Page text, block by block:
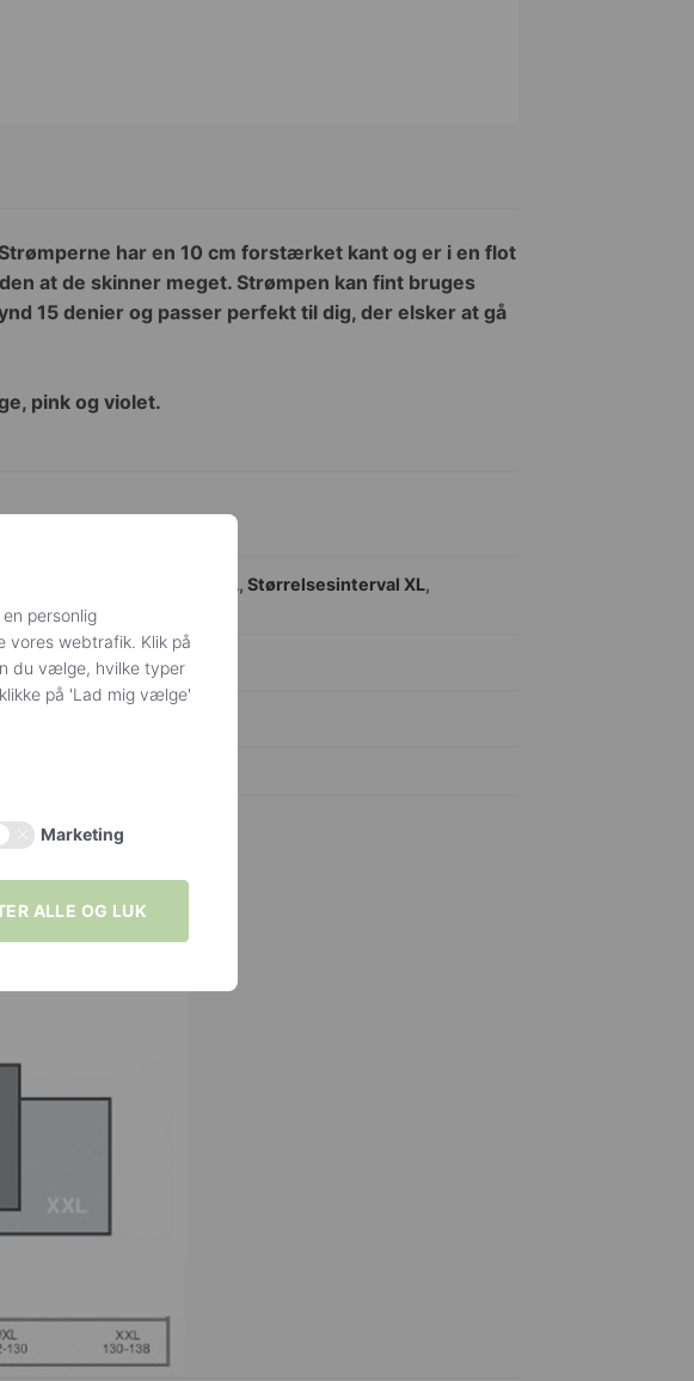
har en 10 cm forstærket kant og er i en flot
at de skinner meget. Strømpen kan fint bruges
15 denier og passer perfekt til dig, der elsker at gå
pink og violet.
Størrelsesinterval L,Størrelsesinterval XL,
personlig
vores webtrafik. Klik på
du vælge, hvilke typer
på 'Lad mig vælge'
Marketing
ALLE OG LUK